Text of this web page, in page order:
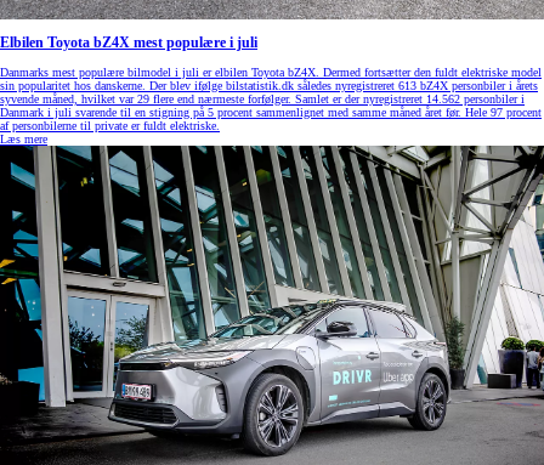
Elbilen Toyota bZ4X mest populære i juli
Danmarks mest populære bilmodel i juli er elbilen Toyota bZ4X. Dermed fortsætter den fuldt elektriske model
sin popularitet hos danskerne. Der blev ifølge bilstatistik.dk således nyregistreret 613 bZ4X personbiler i årets
syvende måned, hvilket var 29 flere end nærmeste forfølger. Samlet er der nyregistreret 14.562 personbiler i
Danmark i juli svarende til en stigning på 5 procent sammenlignet med samme måned året før. Hele 97 procent
af personbilerne til private er fuldt elektriske.
Læs mere